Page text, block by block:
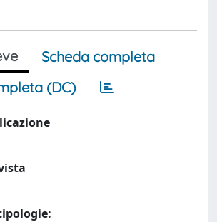
Scheda completa
(DC)